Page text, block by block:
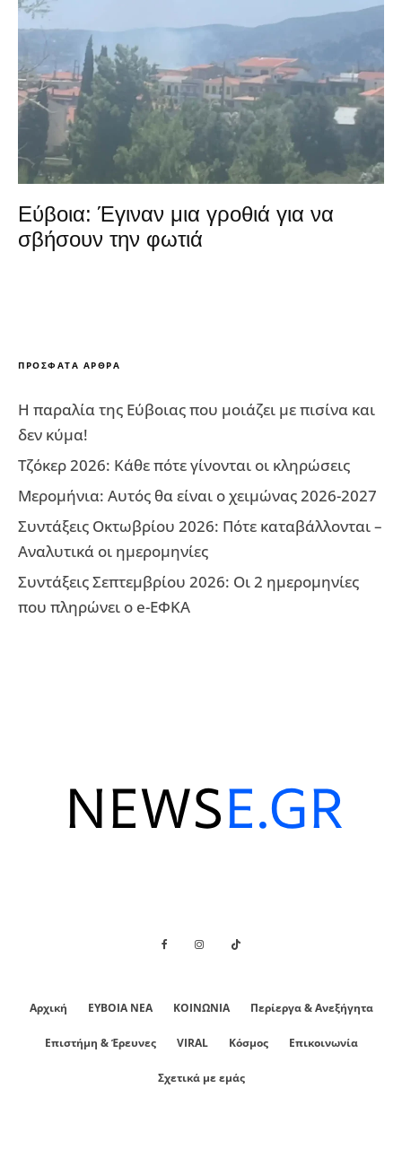
Εύβοια: Έγιναν μια γροθιά για να
σβήσουν την φωτιά
ΠΡΌΣΦΑΤΑ ΆΡΘΡΑ
Η παραλία της Εύβοιας που μοιάζει με πισίνα και
δεν κύμα!
Τζόκερ 2026: Κάθε πότε γίνονται οι κληρώσεις
Μερομήνια: Αυτός θα είναι ο χειμώνας 2026-2027
Συντάξεις Οκτωβρίου 2026: Πότε καταβάλλονται –
Αναλυτικά οι ημερομηνίες
Συντάξεις Σεπτεμβρίου 2026: Οι 2 ημερομηνίες
που πληρώνει ο e-ΕΦΚΑ
Αρχική ΕΥΒΟΙΑ ΝΕΑ ΚΟΙΝΩΝΙΑ Περίεργα & Ανεξήγητα
Επιστήμη & Έρευνες VIRAL Κόσμος Επικοινωνία
Σχετικά με εμάς